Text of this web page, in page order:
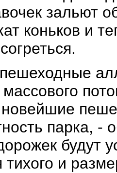
зальют
коньков и
парка, -
будут
и